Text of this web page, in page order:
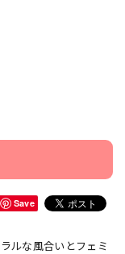
Save
ルな風合いとフェミ